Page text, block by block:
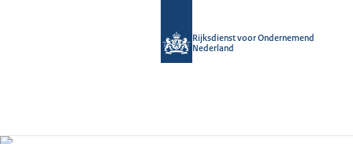
Rijksdienst voor Ondernemend
Nederland